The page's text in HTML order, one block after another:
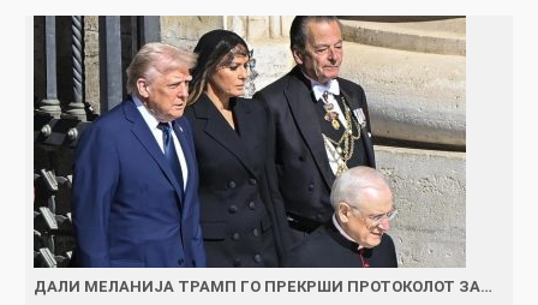
ДАЛИ МЕЛАНИЈА ТРАМП ГО ПРЕКРШИ ПРОТОКОЛОТ ЗА…